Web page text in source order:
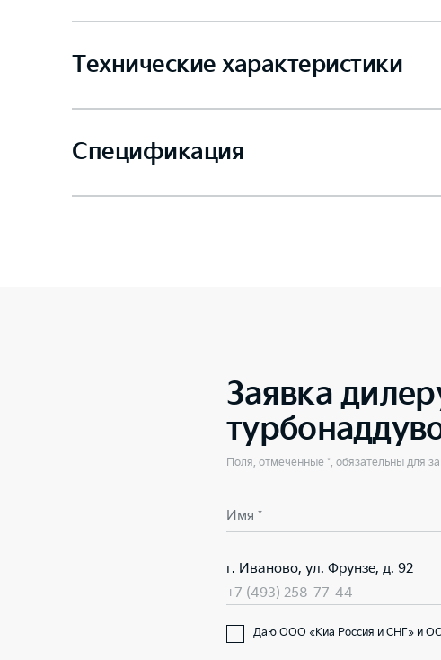
Технические характеристики
Спецификация
Заявка
Поля, отмеченные *, обязательны для
Имя *
г. Иваново, ул. Фрунзе, д. 92
+7 (493) 258-77-44
Даю ООО «Киа Россия и СНГ» и